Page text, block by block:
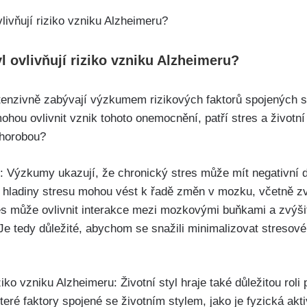
ovlivňují riziko vzniku Alzheimeru?
zabývají výzkumem rizikových faktorů spojených
ovlivnit vznik tohoto onemocnění, patří stres a
Výzkumy ukazují, že chronický stres může mít negativní
stresu mohou vést k řadě změn v mozku, včetně
může ovlivnit interakce mezi mozkovými buňkami a
tedy důležité, abychom se snažili minimalizovat
vzniku Alzheimeru: Životní styl hraje také důležitou roli
faktory spojené se životním stylem, jako je fyzická